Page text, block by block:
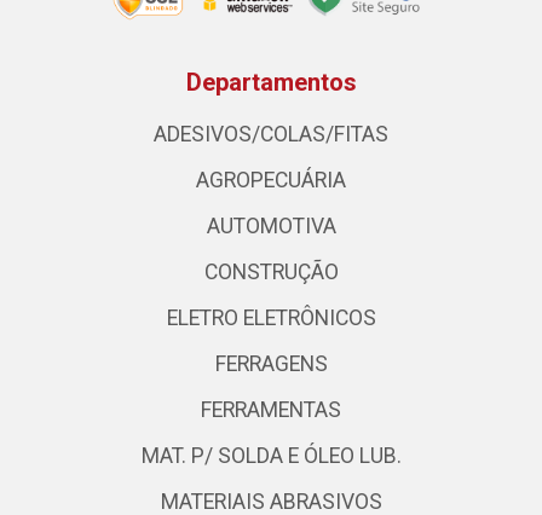
Departamentos
ADESIVOS/COLAS/FITAS
AGROPECUÁRIA
AUTOMOTIVA
CONSTRUÇÃO
ELETRO ELETRÔNICOS
FERRAGENS
FERRAMENTAS
MAT. P/ SOLDA E ÓLEO LUB.
MATERIAIS ABRASIVOS